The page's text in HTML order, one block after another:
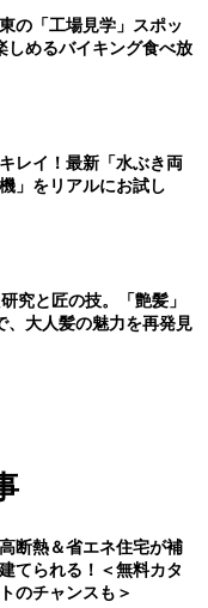
の「工場見学」スポッ
しめるバイキング食べ放
レイ！最新「水ぶき両
」をリアルにお試し
究と匠の技。「艶髪」
、大人髪の魅力を再発見
断熱＆省エネ住宅が補
てられる！＜無料カタ
のチャンスも＞